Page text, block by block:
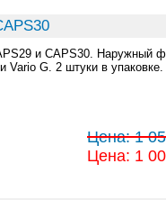
и CAPS30. Наружный
G. 2 штуки в упаковке.
Цена: 1
Цена: 1